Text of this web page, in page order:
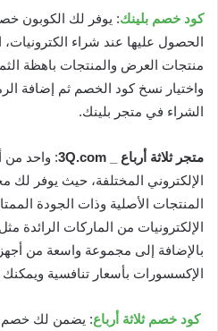
كود خصم بلينك: يوفر لك الكوبون
الحصول عليها عند شراء
منتجات العرض والمنتجات باهظة
واختيار نسخ كود الخصم ثم إضافة
الشراء في متجر بلينك.
متجر ثلاثة أرباع _ 3Q.com
: واحد من
الإلكتروني المختلفة، حيث يوفر لك
المنتجات الأصلية وذات الجودة
الإلكترونيات من الماركات الرائدة
بالإضافة إلى مجموعة واسعة من
الإكسسورات بأسعار تنافسية
كود خصم ثلاثة أرباع: يضمن لك خصم